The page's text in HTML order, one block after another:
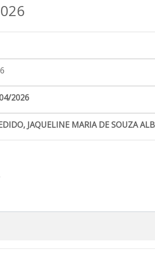
2026
JAQUELINE MARIA DE SOUZA